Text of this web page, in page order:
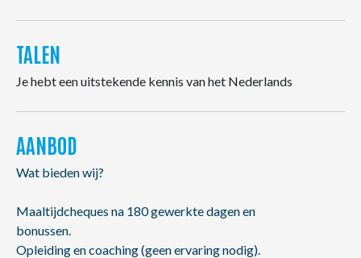
TALEN
Je hebt een uitstekende kennis van het Nederlands
AANBOD
Wat bieden wij?
Maaltijdcheques na 180 gewerkte dagen en
bonussen.
Opleiding en coaching (geen ervaring nodig).